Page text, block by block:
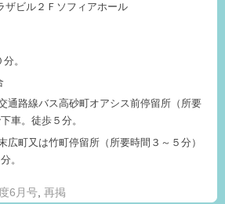
ザビル２Ｆソフィアホール
。
通路線バス高砂町オアシス前停留所（所要
車。徒歩５分。
広町又は竹町停留所（所要時間３～５分）
。
6月号 ,再掲